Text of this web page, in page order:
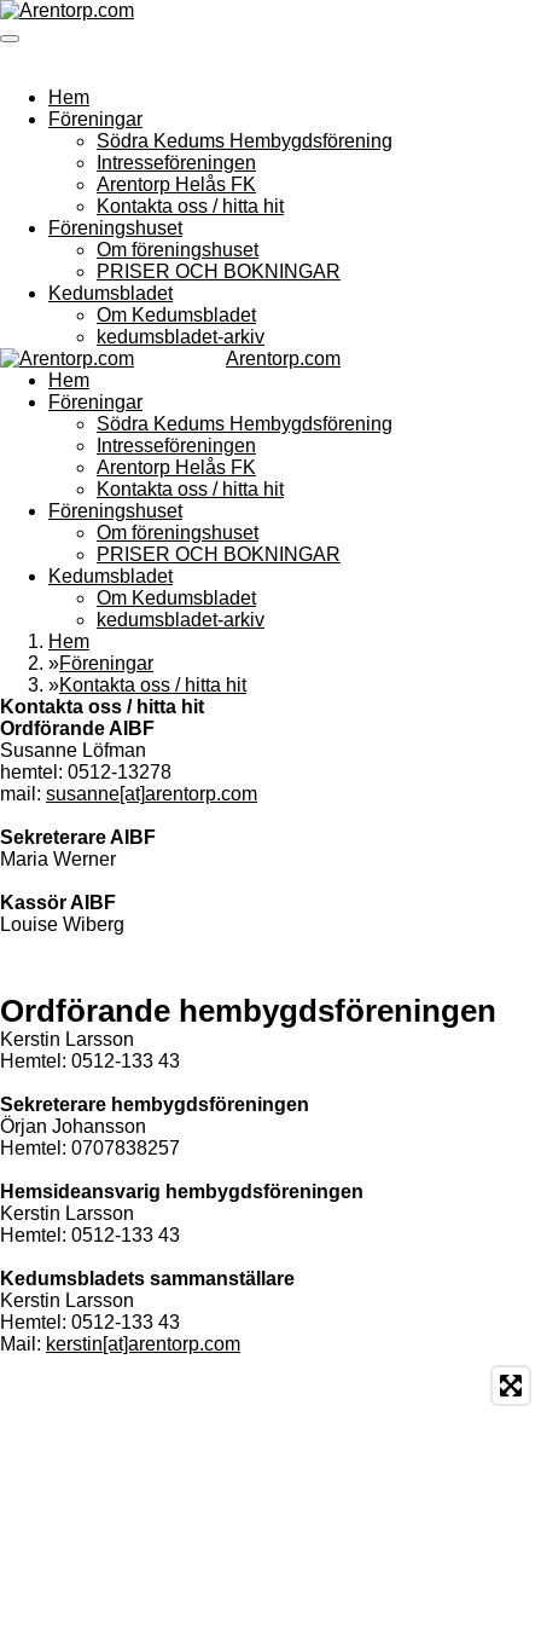
Hoppa
till
Hem
Föreningar
Södra Kedums Hembygdsförening
Intresseföreningen
Arentorp Helås FK
Kontakta oss / hitta hit
Föreningshuset
Om föreningshuset
PRISER OCH BOKNINGAR
Kedumsbladet
Om Kedumsbladet
kedumsbladet-arkiv
Arentorp.com
Hem
Föreningar
Södra Kedums Hembygdsförening
Intresseföreningen
Arentorp Helås FK
Kontakta oss / hitta hit
Föreningshuset
Om föreningshuset
PRISER OCH BOKNINGAR
Kedumsbladet
Om Kedumsbladet
kedumsbladet-arkiv
Hem
»Föreningar
»Kontakta oss / hitta hit
Kontakta oss / hitta hit
Ordförande AIBF
Susanne Löfman
hemtel: 0512-13278
mail: susanne[at]arentorp.com
Sekreterare AIBF
Maria Werner
Kassör AIBF
Louise Wiberg
Ordförande hembygdsföreningen
Kerstin Larsson
Hemtel: 0512-133 43
Sekreterare hembygdsföreningen
Örjan Johansson
Hemtel: 0707838257
Hemsideansvarig hembygdsföreningen
Kerstin Larsson
Hemtel: 0512-133 43
Kedumsbladets sammanställare
Kerstin Larsson
Hemtel: 0512-133 43
Mail: kerstin[at]arentorp.com